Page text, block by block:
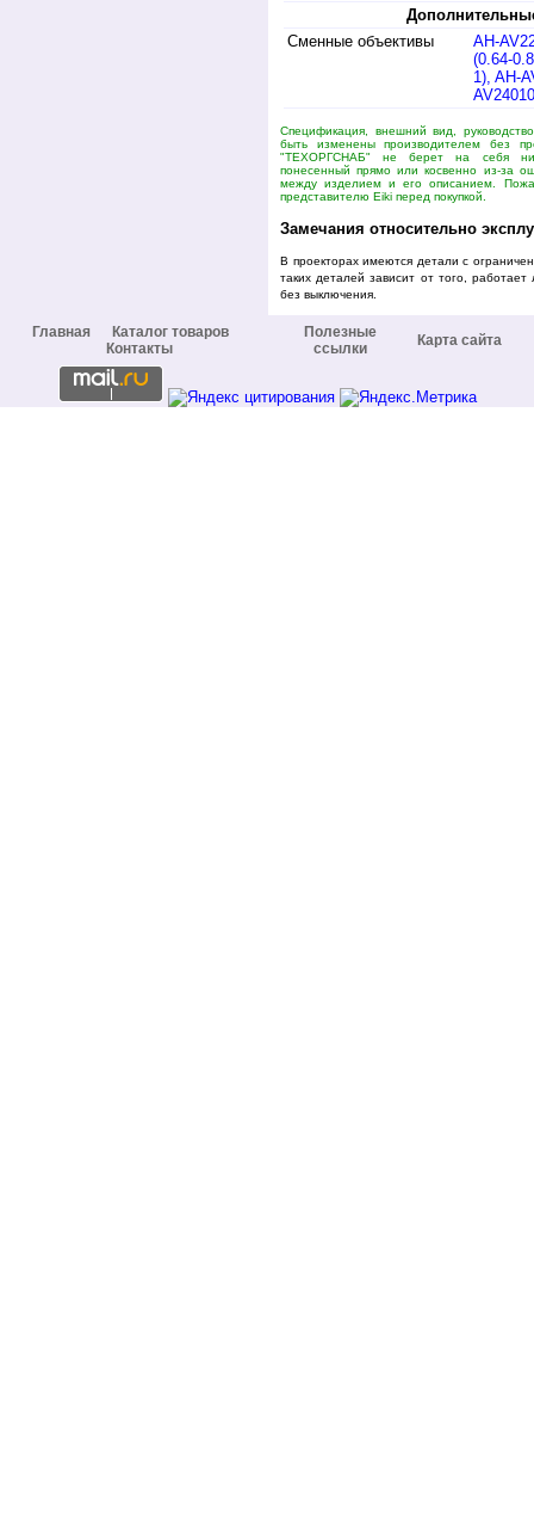
Сменные объективы
AH-
(0.64-
1), AH-
Спецификация, внешний вид,
быть изменены производителем без
"ТЕХОРГСНАБ" не берет на себя
понесенный прямо или косвенно из-за
между изделием и его описанием.
представителю Eiki перед покупкой.
Замечания относительно
В проекторах имеются детали с
таких деталей зависит от того,
без выключения.
Главная
Каталог товаров
Контакты
Полезные
ссылки
Карта сайта